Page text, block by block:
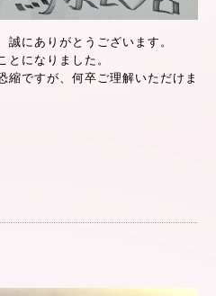
誠にありがとうございます。
とになりました。
縮ですが、何卒ご理解いただけま